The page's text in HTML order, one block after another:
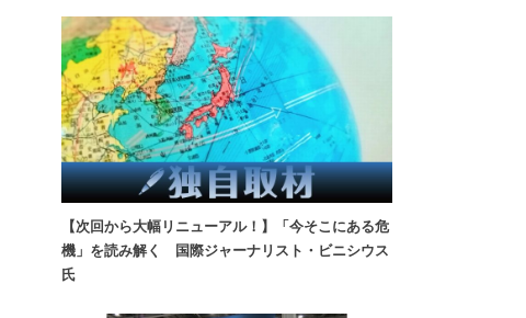
【次回から大幅リニューアル！】「今そこにある危
機」を読み解く 国際ジャーナリスト・ビニシウス
氏